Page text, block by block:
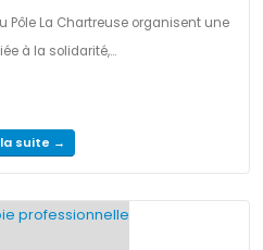
Pôle La Chartreuse organisent une
à la solidarité,...
la suite →